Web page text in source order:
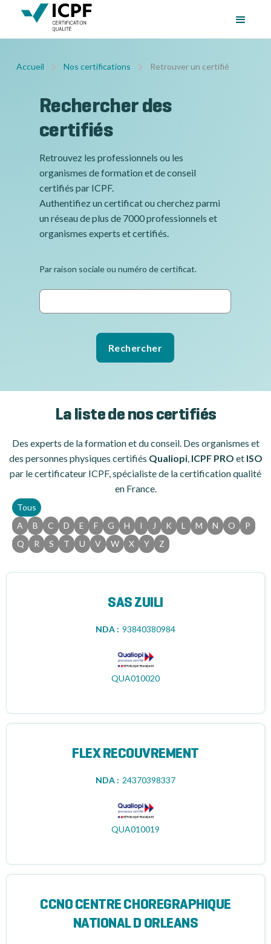
Accueil Nos certifications Retrouver un certifié
Rechercher des
certifiés
Retrouvez les professionnels ou les
organismes de formation et de conseil
certifiés par ICPF.
Authentifiez un certificat ou cherchez parmi
un réseau de plus de 7000 professionnels et
organismes experts et certifiés.
Par raison sociale ou numéro de certificat.
La liste de nos certifiés
Des experts de la formation et du conseil. Des organismes et
des personnes physiques certifiés Qualiopi, ICPF PRO et ISO
par le certificateur ICPF, spécialiste de la certification qualité
en France.
Tous
A
B C D E F G H I J K L M N O
P
Q
R S T U V W X Y Z
SAS ZUILI
NDA : 93840380984
QUA010020
FLEX RECOUVREMENT
NDA : 24370398337
QUA010019
CCNO CENTRE CHOREGRAPHIQUE
NATIONAL D ORLEANS